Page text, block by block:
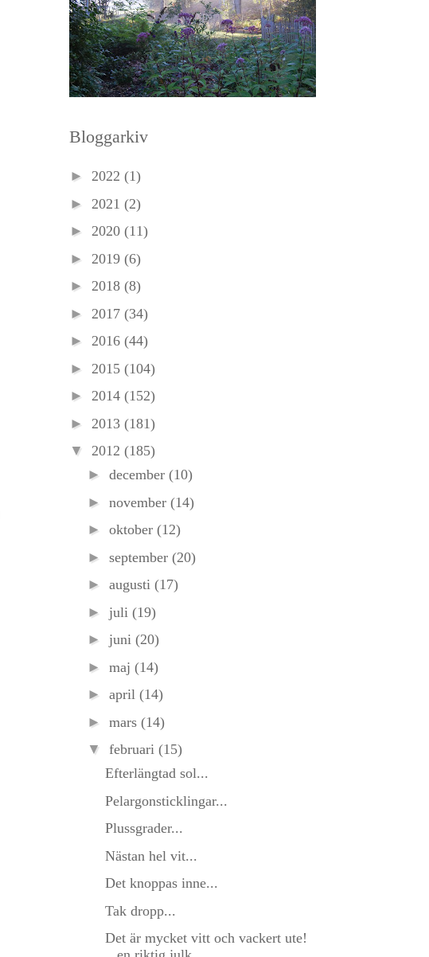
Bloggarkiv
► 2022 (1)
► 2021 (2)
► 2020 (11)
► 2019 (6)
► 2018 (8)
► 2017 (34)
► 2016 (44)
► 2015 (104)
► 2014 (152)
► 2013 (181)
▼ 2012 (185)
► december (10)
► november (14)
► oktober (12)
► september (20)
► augusti (17)
► juli (19)
► juni (20)
► maj (14)
► april (14)
► mars (14)
▼ februari (15)
Efterlängtad sol...
Pelargonsticklingar...
Plussgrader...
Nästan hel vit...
Det knoppas inne...
Tak dropp...
Det är mycket vitt och vackert ute!